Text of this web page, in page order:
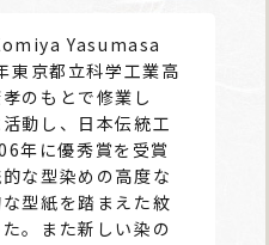
Yasumasa
東京都立科学工業高
のもとで修業し
動し、日本伝統工
年に優秀賞を受賞
な型染めの高度な
型紙を踏まえた紋
。また新しい染の